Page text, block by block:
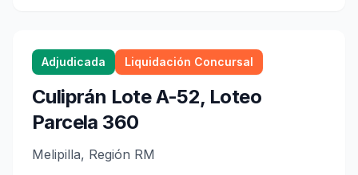
Adjudicada Liquidación Concursal
Culiprán Lote A-52, Loteo
Parcela 360
Melipilla, Región RM